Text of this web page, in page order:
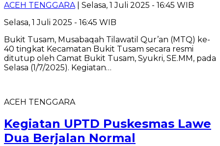
ACEH TENGGARA| Selasa, 1 Juli 2025 - 16:45 WIB
Selasa, 1 Juli 2025 - 16:45 WIB
Bukit Tusam, Musabaqah Tilawatil Qur’an (MTQ) ke-
40 tingkat Kecamatan Bukit Tusam secara resmi
ditutup oleh Camat Bukit Tusam, Syukri, SE.MM, pada
Selasa (1/7/2025). Kegiatan…
ACEH TENGGARA
Kegiatan UPTD Puskesmas Lawe
Dua Berjalan Normal